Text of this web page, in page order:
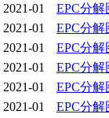
2021-01
EPC分解
2021-01
EPC分解
2021-01
EPC分解
2021-01
EPC分解
2021-01
EPC分解
2021-01
EPC分解